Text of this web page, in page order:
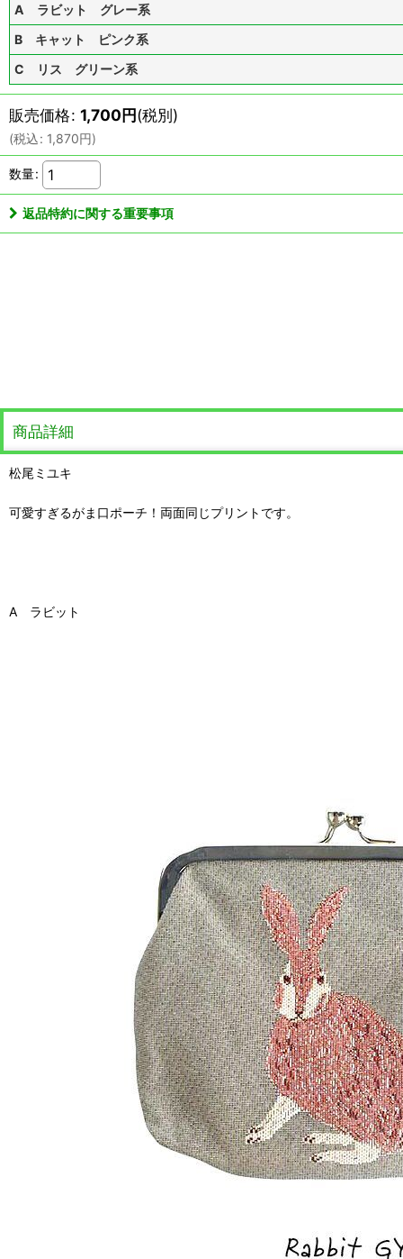
A ラビット グレー系
B キャット ピンク系
C リス グリーン系
販売価格: 1,700円(税別)
(税込: 1,870円)
数量:
返品特約に関する重要事項
商品詳細
松尾ミユキ
可愛すぎるがま口ポーチ！両面同じプリントです。
A ラビット